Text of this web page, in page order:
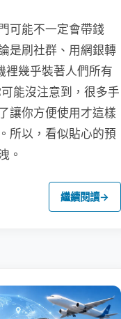
可能不一定會帶錢
是刷社群、用網銀轉
裡幾乎裝著人們所有
能沒注意到，很多手
讓你方便使用才這樣
所以，看似貼心的預
。
繼續閱讀→